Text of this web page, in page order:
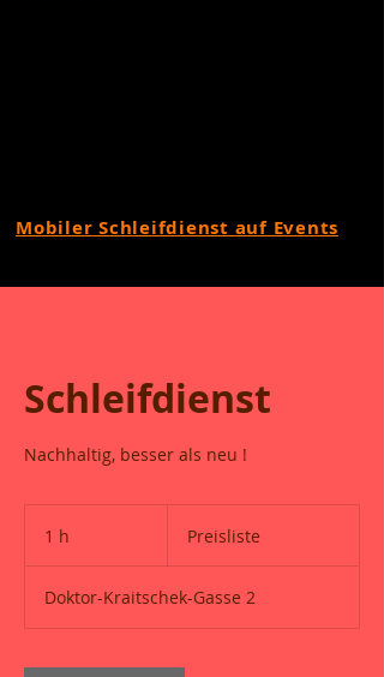
Mobiler Schleifdienst auf Events
Schleifdienst
Nachhaltig, besser als neu !
1 h Preisliste
Doktor-Kraitschek-Gasse 2